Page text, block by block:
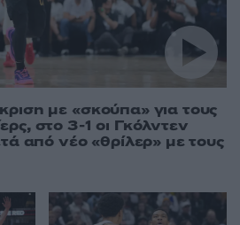
με «σκούπα» για τους
στο 3-1 οι Γκόλντεν
από νέο «θρίλερ» με τους